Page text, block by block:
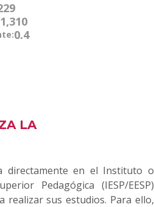
1,310
0.4
LA
directamente en el Instituto o
Pedagógica (IESP/EESP)
realizar sus estudios. Para ello,